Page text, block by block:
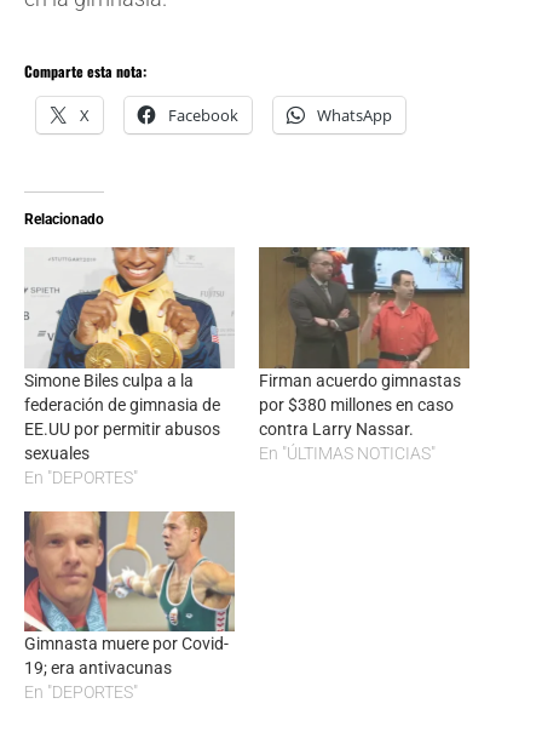
Comparte esta nota:
X Facebook WhatsApp
Relacionado
Simone Biles culpa a la
federación de gimnasia de
EE.UU por permitir abusos
sexuales
En "DEPORTES"
Firman acuerdo gimnastas
por $380 millones en caso
contra Larry Nassar.
En "ÚLTIMAS NOTICIAS"
Gimnasta muere por Covid-
19; era antivacunas
En "DEPORTES"